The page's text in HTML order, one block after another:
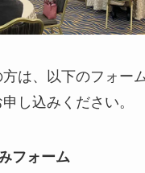
は、以下のフォー
し込みください。
フォーム